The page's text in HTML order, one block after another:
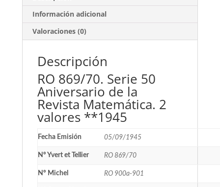
Información adicional
Valoraciones (0)
Descripción
RO 869/70. Serie 50
Aniversario de la
Revista Matemática. 2
valores **1945
Fecha Emisión 05/09/1945
Nº Yvert et Tellier RO 869/70
Nº Michel RO 900a-901